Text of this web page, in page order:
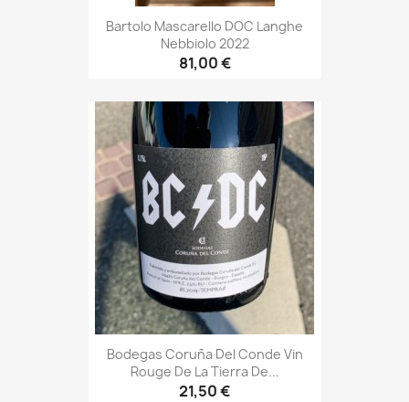
Bartolo Mascarello DOC Langhe
Nebbiolo 2022
81,00 €
Bodegas Coruña Del Conde Vin
Rouge De La Tierra De...
21,50 €